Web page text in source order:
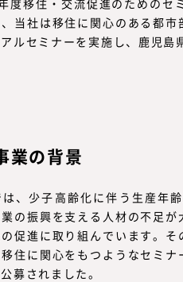
度移住・交流促進のための
当社は移住に関心のある都
ルセミナーを実施し、鹿児
業の背景
、少子高齢化に伴う生産年
の振興を支える人材の不足
促進に取り組んでいます。
住に関心をもつようなセミ
募されました。